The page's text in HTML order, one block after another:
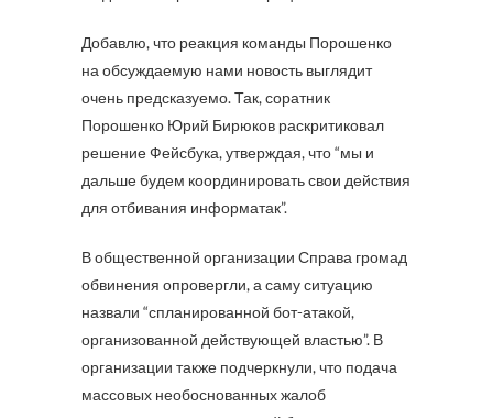
Добавлю, что реакция команды Порошенко
на обсуждаемую нами новость выглядит
очень предсказуемо. Так, соратник
Порошенко Юрий Бирюков раскритиковал
решение Фейсбука, утверждая, что “мы и
дальше будем координировать свои действия
для отбивания информатак”.
В общественной организации Справа громад
обвинения опровергли, а саму ситуацию
назвали “спланированной бот-атакой,
организованной действующей властью”. В
организации также подчеркнули, что подача
массовых необоснованных жалоб